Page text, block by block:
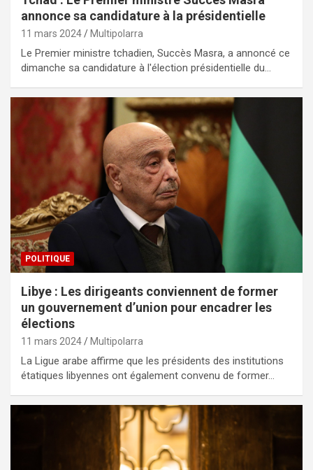
annonce sa candidature à la présidentielle
11 mars 2024 Multipolarra
Le Premier ministre tchadien, Succès Masra, a annoncé ce
dimanche sa candidature à l'élection présidentielle du…
POLITIQUE
Libye : Les dirigeants conviennent de former
un gouvernement d’union pour encadrer les
élections
11 mars 2024 Multipolarra
La Ligue arabe affirme que les présidents des institutions
étatiques libyennes ont également convenu de former…